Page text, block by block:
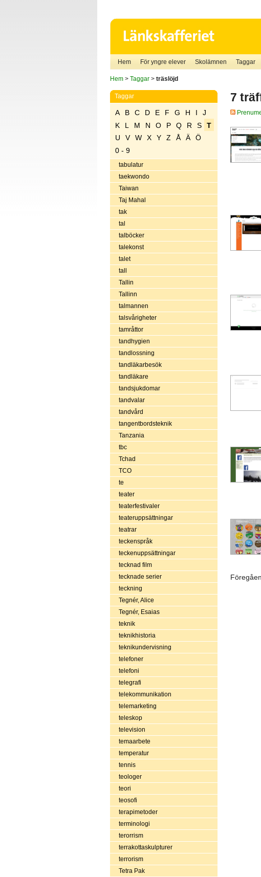
Hem För yngre elever Skolämnen Taggar
Hem> Taggar> träslöjd
Taggar
A B C D E F G H I
J
K
L M N O P Q R S
T
U
V W X Y Z Å Ä
Ö
0 - 9
tabulatur
taekwondo
Taiwan
Taj Mahal
tak
tal
talböcker
talekonst
talet
tall
Tallin
Tallinn
talmannen
talsvårigheter
tamråttor
tandhygien
tandlossning
tandläkarbesök
tandläkare
tandsjukdomar
tandvalar
tandvård
tangentbordsteknik
Tanzania
tbc
Tchad
TCO
te
teater
teaterfestivaler
teateruppsättningar
teatrar
teckenspråk
teckenuppsättningar
tecknad film
tecknade serier
teckning
Tegnér, Alice
Tegnér, Esaias
teknik
teknikhistoria
teknikundervisning
telefoner
telefoni
telegrafi
telekommunikation
telemarketing
teleskop
television
temaarbete
temperatur
tennis
teologer
teori
teosofi
terapimetoder
terminologi
terorrism
terrakottaskulpturer
terrorism
Tetra Pak
7